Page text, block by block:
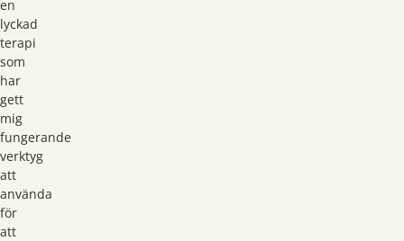
en
lyckad
terapi
som
har
gett
mig
fungerande
verktyg
att
använda
för
att